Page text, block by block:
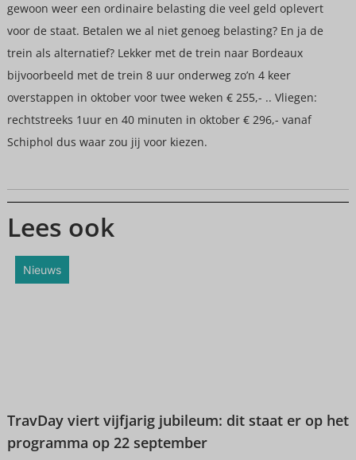
gewoon weer een ordinaire belasting die veel geld oplevert
voor de staat. Betalen we al niet genoeg belasting? En ja de
trein als alternatief? Lekker met de trein naar Bordeaux
bijvoorbeeld met de trein 8 uur onderweg zo’n 4 keer
overstappen in oktober voor twee weken € 255,- .. Vliegen:
rechtstreeks 1uur en 40 minuten in oktober € 296,- vanaf
Schiphol dus waar zou jij voor kiezen.
Lees ook
Nieuws
TravDay viert vijfjarig jubileum: dit staat er op het
programma op 22 september